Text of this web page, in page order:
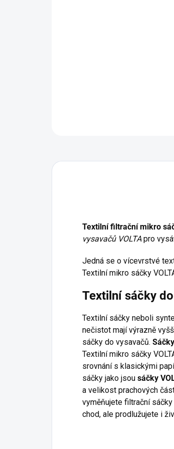
Textilní filtrační mikro
vysavačů VOLTApro
Jedná se o vícevrstvé
Textilní mikro sáčky
Textilní sáčky
Textilní sáčky neboli
nečistot mají výrazně
sáčky do vysavačů.
Textilní mikro sáčky
srovnání s klasickými
sáčky jako jsou sáčky
a velikost prachových
vyměňujete filtrační
chod, ale prodlužujete i